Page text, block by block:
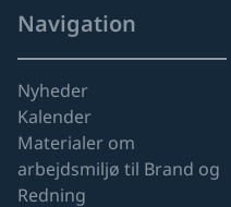
Navigation
Nyheder
Kalender
Materialer om
arbejdsmiljø til Brand og
Redning